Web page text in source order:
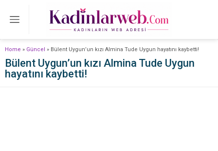
Home » Güncel » Bülent Uygun’un kızı Almina Tude Uygun hayatını kaybetti!
Bülent Uygun’un kızı Almina Tude Uygun
hayatını kaybetti!